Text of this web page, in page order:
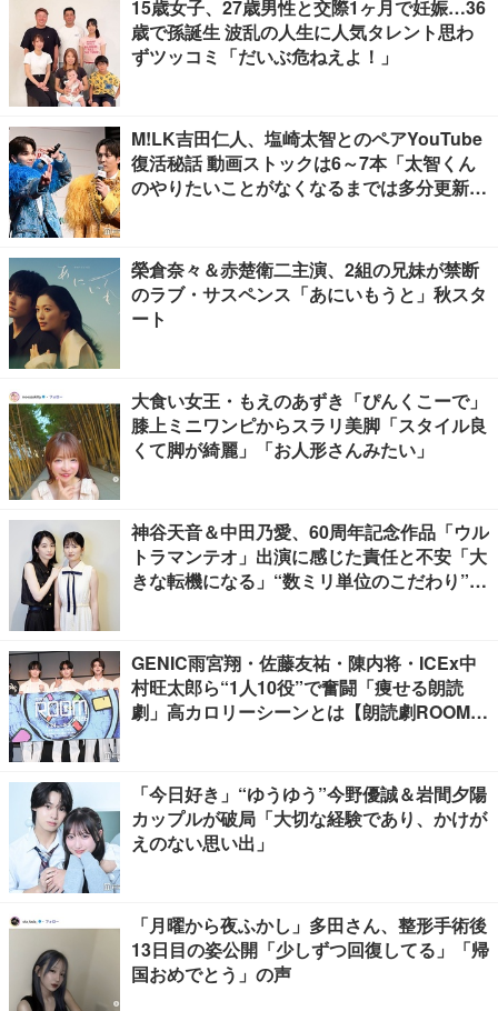
15歳女子、27歳男性と交際1ヶ月で妊娠…36
歳で孫誕生 波乱の人生に人気タレント思わ
ずツッコミ「だいぶ危ねえよ！」
M!LK吉田仁人、塩崎太智とのペアYouTube
復活秘話 動画ストックは6～7本「太智くん
のやりたいことがなくなるまでは多分更新が
榮倉奈々＆赤楚衛二主演、2組の兄妹が禁断
のラブ・サスペンス「あにいもうと」秋スタ
ート
大食い女王・もえのあずき「ぴんくこーで」
膝上ミニワンピからスラリ美脚「スタイル良
くて脚が綺麗」「お人形さんみたい」
神谷天音＆中田乃愛、60周年記念作品「ウル
トラマンテオ」出演に感じた責任と不安「大
きな転機になる」“数ミリ単位のこだわり”特
GENIC雨宮翔・佐藤友祐・陳内将・ICEx中
村旺太郎ら“1人10役”で奮闘「痩せる朗読
劇」高カロリーシーンとは【朗読劇ROOM2
「今日好き」“ゆうゆう”今野優誠＆岩間夕陽
カップルが破局「大切な経験であり、かけが
えのない思い出」
「月曜から夜ふかし」多田さん、整形手術後
13日目の姿公開「少しずつ回復してる」「帰
国おめでとう」の声